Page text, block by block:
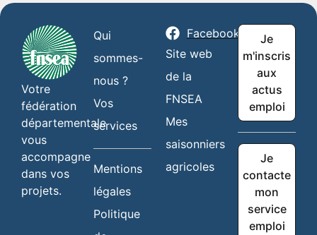
Votre
fédération
départementale
vous
accompagne
dans vos
projets.
Qui
sommes-
nous ?
Vos
services
Mentions
légales
Politique
Facebook
Site web
de la
FNSEA
Mes
saisonniers
agricoles
Je
m'inscris
aux
actus
emploi
Je
contacte
mon
service
emploi